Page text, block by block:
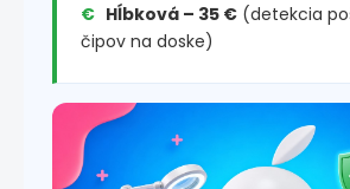
Hĺbková – 35 € (detekcia
čipov na doske)